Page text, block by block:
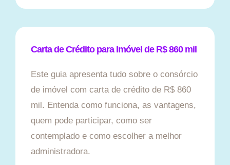
Carta de Crédito para Imóvel de R$ 860 mil
Este guia apresenta tudo sobre o consórcio
de imóvel com carta de crédito de R$ 860
mil. Entenda como funciona, as vantagens,
quem pode participar, como ser
contemplado e como escolher a melhor
administradora.